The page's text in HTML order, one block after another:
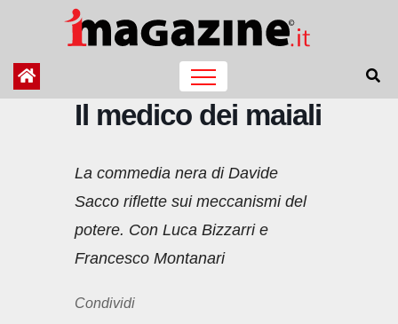
contenuto
Il medico dei maiali
La commedia nera di Davide
Sacco riflette sui meccanismi del
potere. Con Luca Bizzarri e
Francesco Montanari
Condividi